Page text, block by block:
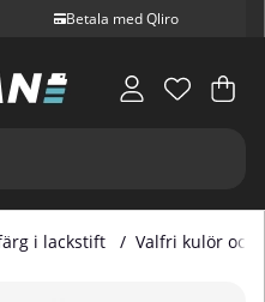
Betala med Qliro
.
i lackstift Valfri kulör och